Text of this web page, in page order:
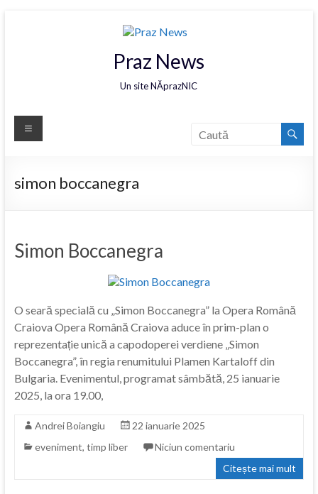
Praz News
Un site NĂprazNIC
simon boccanegra
Simon Boccanegra
O seară specială cu „Simon Boccanegra” la Opera Română
Craiova Opera Română Craiova aduce în prim-plan o
reprezentație unică a capodoperei verdiene „Simon
Boccanegra”, în regia renumitului Plamen Kartaloff din
Bulgaria. Evenimentul, programat sâmbătă, 25 ianuarie
2025, la ora 19.00,
Andrei Boiangiu
22 ianuarie 2025
eveniment, timp liber
Niciun comentariu
Citește mai mult